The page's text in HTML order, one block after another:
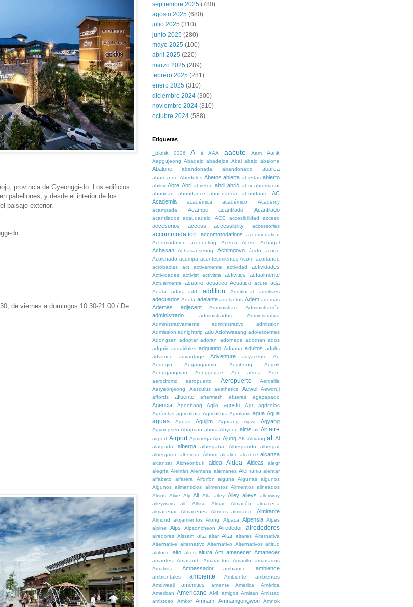
provincia de Gyeonggi-do. Los edificios
pabellones, y desde el interior de los
paisaje exterior.
do
de viernes a domingos 10:30-21:00 / De
septiembre 2025 (780)
agosto 2025 (680)
julio 2025 (310)
junio 2025 (280)
mayo 2025 (100)
abril 2025 (220)
marzo 2025 (289)
febrero 2025 (281)
enero 2025 (310)
diciembre 2024 (300)
noviembre 2024 (310)
octubre 2024 (588)
Etiquetas
_blank 0326 A à AAA aacute Aam Aank
Aapgujeong Abadejo abadejos Abai abajo abalone
Abalone abandonada abandonado abarca
abarcando Abedules Abetos abierta abiertas abierto
ability Abre Abri abrieron abril abrió abrir abrumador
abundan
abundance abundancia abundante
AC
Academia
académica académico
Academy
acampada
Acampe acantilado Acantilado
acantilados acaudadalo ACC accesibilidad acceso
accesorios access accessibility accessories
accommodation accommodations
accomodation
Accomodation
accounting Acerca Acero Achagol
Achasan Achasanseong Achimgoyo ácido
acoge
Acolchado acompa acontecimientos Acorn acortando
acrobacias
act activamente actividad actividades
Actividades activist activista activities actualmente
Actualmente acuario acuático Acuático acute ada
Adala adas add addition Additional additives
adecuados Adela adelante adelantos Adem además
Además adjacent Administraci Administración
administrado administrados
Administrativa
Administrativamente
administrativo
admission
Admission adnighttrip ado Adohwasang adolescentes
Adongsan adoptar adoran adornada adornan ados
adquiri adquiribles adquirido Aduana adultos adults
advance
advantage Adventure adyacente
Ae
Aedogin
Aegangnamu Aegibong
Aegok
Aenggangman
Aenggogae Aer aérea
Aero
aeródromo
aeropuerto Aeropuerto
Aerosilla
Aeryeonjeong
Aesculus aesthetics Aewol
Aeworui
affords
afluente aftermath afueras agazapado
Agencia Ageobong Aglio agosto Agr
agrícolas
Agrícolas agricultura Agricultura Agroland agua Agua
aguas Aguas Agujjim Agurang Agwi Agyang
Agyangseo Ahopsan ahora Ahyeon aims air Air aire
airport Airport Ajimaega Ajo Ajung AK Akyang al Al
alargada alberga albergaba Albergando
albergar
albergaron albergue Álbum alcalino alcance alcanza
alcanzar Alcheonbuk aldea Aldea Aldeas
alegr
alegría Alemán Alemana alemanes Alemania alentar
alfabeto
alfarera Alforfón alguna Algunas
algunos
Algunos alimenticios alimentos Alimentos alineados
Alisos Alive Alji All Alla alley Alley alleys
alleyway
alleyways
allí Allsso Almac Almacén
almacena
almacenar
Almacenes Almecs almirante Almirante
Almond alojamientos Along Alpaca Alpensia Alpes
alpine
Alps Alpsoncheon Alrededor alrededores
alredores Alssam alta altar Altar altares Alternativa
Alternative
alternativo Alternativo Alternativos altitud
altitude
alto altos altura Am amanecer Amanecer
amantes Amaranth Amarantos Amarillo
amarrados
Amatista
Ambassador ambiance ambience
ambientales ambiente Ambiente
ambientes
Amdwaeji
amenities amente America
América
American Americano AMI amigos Amisan Amistad
amistoso
Amkor Amnam Amnamgongwon Amnok